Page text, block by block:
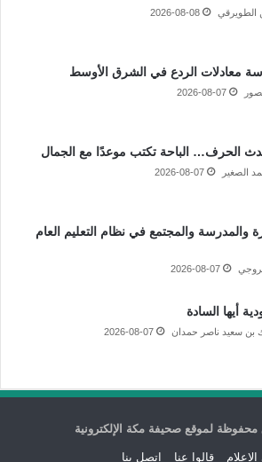
الطويرقي 2026-08-08
معادلات الردع في الشرق الأوسط
2026-08-07
الحرف… الباحة تكتب موعدًا مع الجمال
الصغير 2026-08-07
والمدرسة والمجتمع في نظام التعليم العام
2026-08-07
أيها السادة
بن سعيد ناصر حمدان 2026-08-07
لموقع صحيفة مكة الإلكترونية
قالوا عنا اتصل بنا